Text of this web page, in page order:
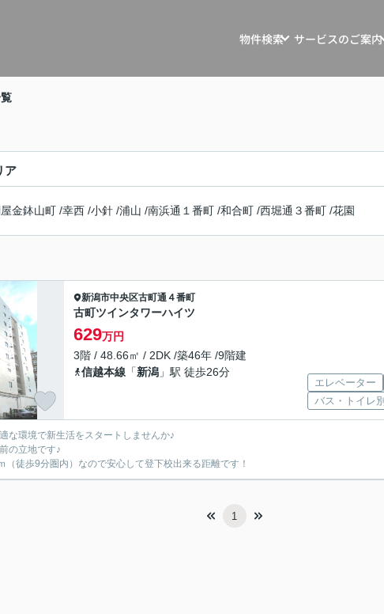
物件検索
戸建を探す
土地を探す
収益物件を探す
サービスのご案内
戸建・マンション・土地・
リノベーション・リフォーム
事例
不動産買取相談
ア
金鉢山町 /幸西 /小針 /浦山 /南浜通１番町 /和合町 /西堀通３番町 /花園
新潟市中央区古町通４番町
古町ツインタワーハイツ
629万円
3階 / 48.66㎡ / 2DK /築46年 /9階建
信越本線 「新潟 」駅 徒歩26分
エレベーター
バス・トイレ別
な環境で新生活をスタートしませんか♪
の立地です♪
（徒歩9分圏内）なので安心して登下校出来る距離です！
1